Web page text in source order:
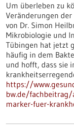
Um überleben zu
Veränderungen
von Dr. Simon
Mikrobiologie und
Tübingen hat jetzt
häufig in dem
und hofft, dass sie
https://
bw.de/
marker-fuer-